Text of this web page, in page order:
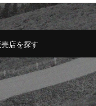
店を探す